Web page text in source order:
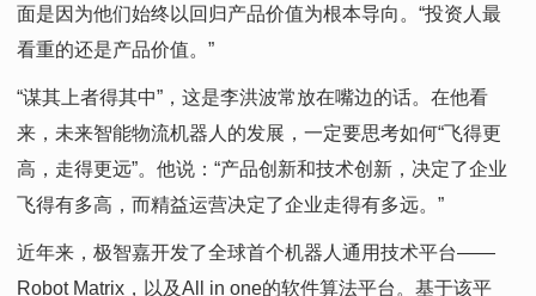
面是因为他们始终以回归产品价值为根本导向。“投资人最
看重的还是产品价值。”
“谋其上者得其中”，这是李洪波常放在嘴边的话。在他看
来，未来智能物流机器人的发展，一定要思考如何“飞得更
高，走得更远”。他说：“产品创新和技术创新，决定了企业
飞得有多高，而精益运营决定了企业走得有多远。”
近年来，极智嘉开发了全球首个机器人通用技术平台——
Robot Matrix，以及All in one的软件算法平台。基于该平